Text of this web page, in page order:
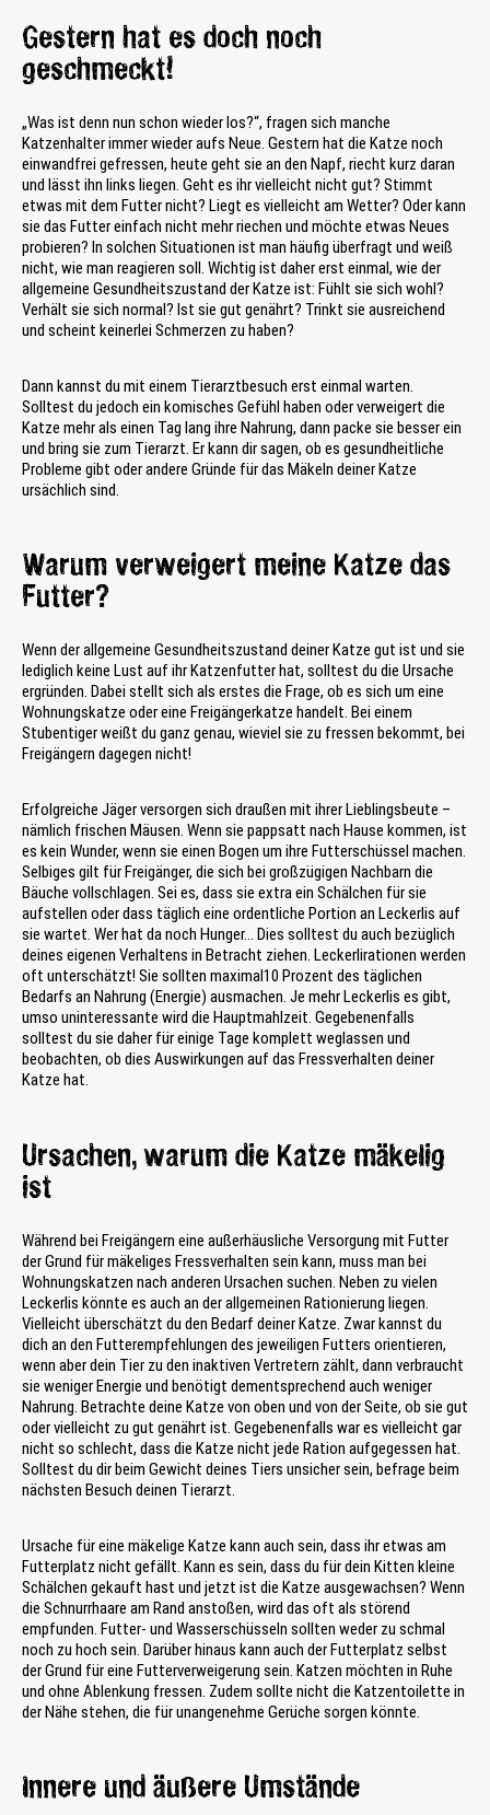
Gestern hat es doch noch
geschmeckt!
„Was ist denn nun schon wieder los?“, fragen sich manche
Katzenhalter immer wieder aufs Neue. Gestern hat die Katze noch
einwandfrei gefressen, heute geht sie an den Napf, riecht kurz daran
und lässt ihn links liegen. Geht es ihr vielleicht nicht gut? Stimmt
etwas mit dem Futter nicht? Liegt es vielleicht am Wetter? Oder kann
sie das Futter einfach nicht mehr riechen und möchte etwas Neues
probieren? In solchen Situationen ist man häufig überfragt und weiß
nicht, wie man reagieren soll. Wichtig ist daher erst einmal, wie der
allgemeine Gesundheitszustand der Katze ist: Fühlt sie sich wohl?
Verhält sie sich normal? Ist sie gut genährt? Trinkt sie ausreichend
und scheint keinerlei Schmerzen zu haben?
Dann kannst du mit einem Tierarztbesuch erst einmal warten.
Solltest du jedoch ein komisches Gefühl haben oder verweigert die
Katze mehr als einen Tag lang ihre Nahrung, dann packe sie besser ein
und bring sie zum Tierarzt. Er kann dir sagen, ob es gesundheitliche
Probleme gibt oder andere Gründe für das Mäkeln deiner Katze
ursächlich sind.
Warum verweigert meine Katze das
Futter?
Wenn der allgemeine Gesundheitszustand deiner Katze gut ist und sie
lediglich keine Lust auf ihr Katzenfutter hat, solltest du die Ursache
ergründen. Dabei stellt sich als erstes die Frage, ob es sich um eine
Wohnungskatze oder eine Freigängerkatze handelt. Bei einem
Stubentiger weißt du ganz genau, wieviel sie zu fressen bekommt, bei
Freigängern dagegen nicht!
Erfolgreiche Jäger versorgen sich draußen mit ihrer Lieblingsbeute –
nämlich frischen Mäusen. Wenn sie pappsatt nach Hause kommen, ist
es kein Wunder, wenn sie einen Bogen um ihre Futterschüssel machen.
Selbiges gilt für Freigänger, die sich bei großzügigen Nachbarn die
Bäuche vollschlagen. Sei es, dass sie extra ein Schälchen für sie
aufstellen oder dass täglich eine ordentliche Portion an Leckerlis auf
sie wartet. Wer hat da noch Hunger… Dies solltest du auch bezüglich
deines eigenen Verhaltens in Betracht ziehen. Leckerlirationen werden
oft unterschätzt! Sie sollten maximal10 Prozent des täglichen
Bedarfs an Nahrung (Energie) ausmachen. Je mehr Leckerlis es gibt,
umso uninteressante wird die Hauptmahlzeit. Gegebenenfalls
solltest du sie daher für einige Tage komplett weglassen und
beobachten, ob dies Auswirkungen auf das Fressverhalten deiner
Katze hat.
Ursachen, warum die Katze mäkelig
ist
Während bei Freigängern eine außerhäusliche Versorgung mit Futter
der Grund für mäkeliges Fressverhalten sein kann, muss man bei
Wohnungskatzen nach anderen Ursachen suchen. Neben zu vielen
Leckerlis könnte es auch an der allgemeinen Rationierung liegen.
Vielleicht überschätzt du den Bedarf deiner Katze. Zwar kannst du
dich an den Futterempfehlungen des jeweiligen Futters orientieren,
wenn aber dein Tier zu den inaktiven Vertretern zählt, dann verbraucht
sie weniger Energie und benötigt dementsprechend auch weniger
Nahrung. Betrachte deine Katze von oben und von der Seite, ob sie gut
oder vielleicht zu gut genährt ist. Gegebenenfalls war es vielleicht gar
nicht so schlecht, dass die Katze nicht jede Ration aufgegessen hat.
Solltest du dir beim Gewicht deines Tiers unsicher sein, befrage beim
nächsten Besuch deinen Tierarzt.
Ursache für eine mäkelige Katze kann auch sein, dass ihr etwas am
Futterplatz nicht gefällt. Kann es sein, dass du für dein Kitten kleine
Schälchen gekauft hast und jetzt ist die Katze ausgewachsen? Wenn
die Schnurrhaare am Rand anstoßen, wird das oft als störend
empfunden. Futter- und Wasserschüsseln sollten weder zu schmal
noch zu hoch sein. Darüber hinaus kann auch der Futterplatz selbst
der Grund für eine Futterverweigerung sein. Katzen möchten in Ruhe
und ohne Ablenkung fressen. Zudem sollte nicht die Katzentoilette in
der Nähe stehen, die für unangenehme Gerüche sorgen könnte.
Innere und äußere Umstände